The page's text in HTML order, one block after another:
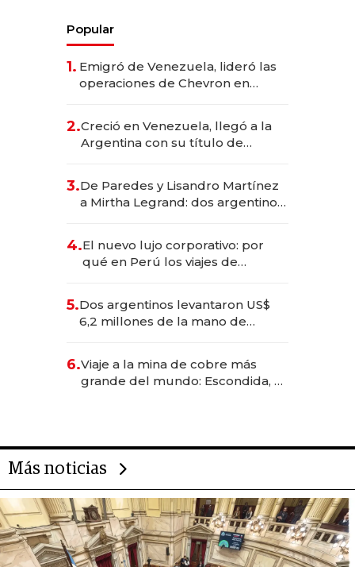
Popular
1. Emigró de Venezuela, lideró las
operaciones de Chevron en
2.Creció en Venezuela, llegó a la
Argentina con su título de
las marcas "fast premium"
3.De Paredes y Lisandro Martínez
a Mirtha Legrand: dos argentinos
4.El nuevo lujo corporativo: por
qué en Perú los viajes de
transformadoras
5.Dos argentinos levantaron US$
6,2 millones de la mano de
6.Viaje a la mina de cobre más
grande del mundo: Escondida, el
Más noticias